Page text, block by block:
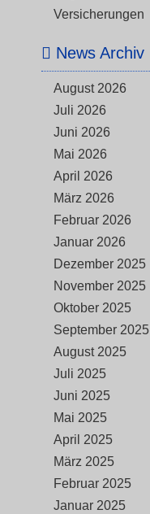
Versicherungen
News Archiv
August 2026
Juli 2026
Juni 2026
Mai 2026
April 2026
März 2026
Februar 2026
Januar 2026
Dezember 2025
November 2025
Oktober 2025
September 2025
August 2025
Juli 2025
Juni 2025
Mai 2025
April 2025
März 2025
Februar 2025
Januar 2025